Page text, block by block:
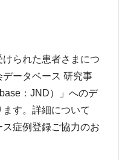
られた患者さまにつ
ータベース 研究事
：JND）」へのデ
す。詳細について
症例登録ご協力のお